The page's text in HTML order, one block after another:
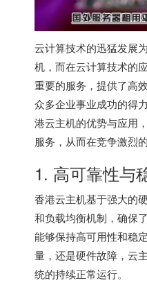
云计算技术的迅猛发展
机，而在云计算技术的
重要的服务，提供了高
众多企业事业成功的得
港云主机的优势与应用
服务，从而在竞争激烈
1. 高可靠性与
香港云主机基于强大的
和负载均衡机制，确保
能够保持高可用性和稳
量，还是硬件故障，云
统的持续正常运行。